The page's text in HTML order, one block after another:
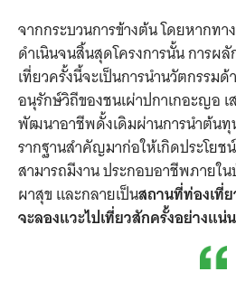
จากกระบวนการข้างต้น โดยหากท
ดำเนินจนสิ้นสุดโครงการนั้น การผ
เที่ยวครั้งนี้จะเป็นการนำนวัตกรรมด้
อนุรักษ์วิถีของชนเผ่าปกาเกอะญอ เ
พัฒนาอาชีพดั้งเดิมผ่านการนำต้นทุ
รากฐานสำคัญมาก่อให้เกิดประโย
สามารถมีงาน ประกอบอาชีพภายใน
ผาสุข และกลายเป็นสถานที่ท่องเที่
จะลองแวะไปเที่ยวสักครั้งอย่างแน่